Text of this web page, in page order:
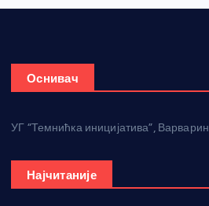
Оснивач
УГ “Темнићка иницијатива”, Варварин
Најчитаније